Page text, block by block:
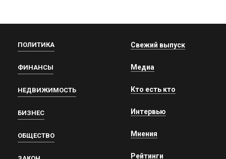
ПОЛИТИКА
ФИНАНСЫ
НЕДВИЖИМОСТЬ
БИЗНЕС
ОБЩЕСТВО
Свежий выпуск
Медиа
Кто есть кто
Интервью
Мнения
Рейтинги